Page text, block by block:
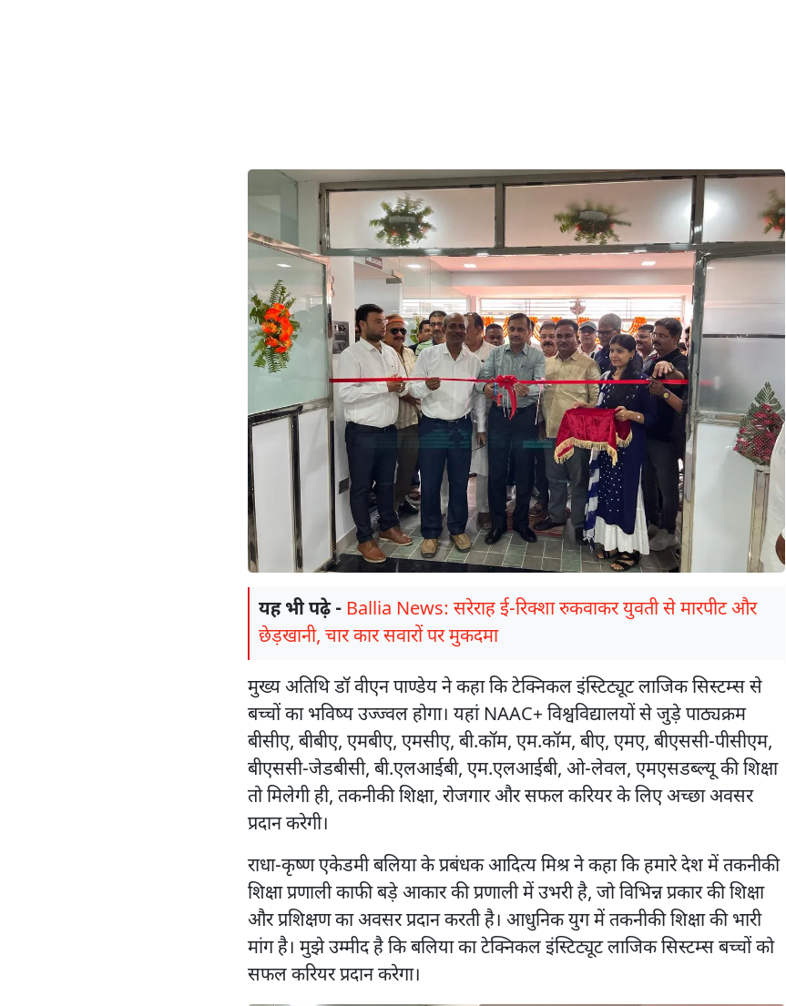
यह भी पढ़े - Ballia News: सरेराह ई-रिक्शा रुकवाकर युवती से मारपीट और
छेड़खानी, चार कार सवारों पर मुकदमा
मुख्य अतिथि डॉ वीएन पाण्डेय ने कहा कि टेक्निकल इंस्टिट्यूट लाजिक सिस्टम्स से
बच्चों का भविष्य उज्ज्वल होगा। यहां NAAC+ विश्वविद्यालयों से जुड़े पाठ्यक्रम
बीसीए, बीबीए, एमबीए, एमसीए, बी.कॉम, एम.कॉम, बीए, एमए, बीएससी-पीसीएम,
बीएससी-जेडबीसी, बी.एलआईबी, एम.एलआईबी, ओ-लेवल, एमएसडब्ल्यू की शिक्षा
तो मिलेगी ही, तकनीकी शिक्षा, रोजगार और सफल करियर के लिए अच्छा अवसर
प्रदान करेगी।
राधा-कृष्ण एकेडमी बलिया के प्रबंधक आदित्य मिश्र ने कहा कि हमारे देश में तकनीकी
शिक्षा प्रणाली काफी बड़े आकार की प्रणाली में उभरी है, जो विभिन्न प्रकार की शिक्षा
और प्रशिक्षण का अवसर प्रदान करती है। आधुनिक युग में तकनीकी शिक्षा की भारी
मांग है। मुझे उम्मीद है कि बलिया का टेक्निकल इंस्टिट्यूट लाजिक सिस्टम्स बच्चों को
सफल करियर प्रदान करेगा।